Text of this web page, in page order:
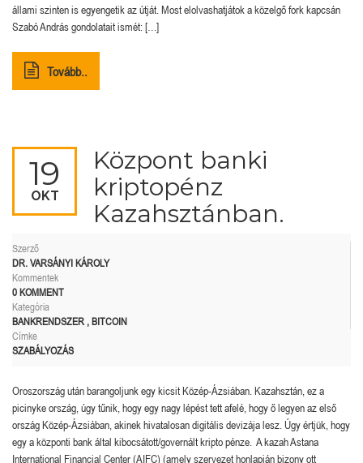
állami szinten is egyengetik az útját. Most elolvashatjátok a közelgő fork kapcsán
Szabó András gondolatait ismét: […]
Tovább..
19
OKT
Központ banki
kriptopénz
Kazahsztánban.
Szerző
DR. VARSÁNYI KÁROLY
Kommentek
0 KOMMENT
Kategória
BANKRENDSZER , BITCOIN
Címke
SZABÁLYOZÁS
Oroszország után barangoljunk egy kicsit Közép-Ázsiában. Kazahsztán, ez a
picinyke ország, úgy tűnik, hogy egy nagy lépést tett afelé, hogy ő legyen az első
ország Közép-Ázsiában, akinek hivatalosan digitális devizája lesz. Úgy értjük, hogy
egy a központi bank által kibocsátott/governált kripto pénze. A kazah Astana
International Financial Center (AIFC) (amely szervezet honlapján bizony ott